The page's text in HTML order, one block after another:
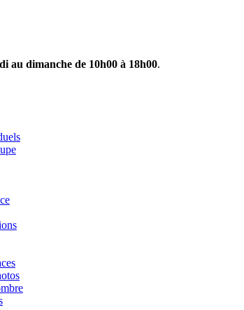
au dimanche de 10h00 à 18h00.